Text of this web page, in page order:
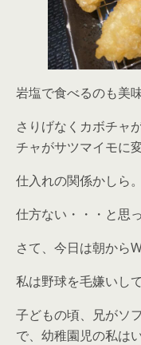
岩塩で食べるのも美
さりげなくカボチャ
チャがサツマイモに
仕入れの関係かしら。
仕方ない・・・と思
さて、今日は朝から
私は野球を毛嫌いし
子どもの頃、兄がソ
で、幼稚園児の私は